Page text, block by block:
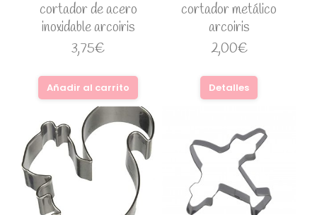
cortador de acero
inoxidable arcoiris
3,75€
Añadir al carrito
cortador metálico
arcoiris
2,00€
Detalles